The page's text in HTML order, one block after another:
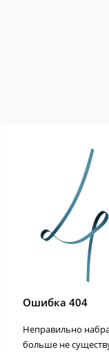
Ошибка 404
Неправильно
больше не